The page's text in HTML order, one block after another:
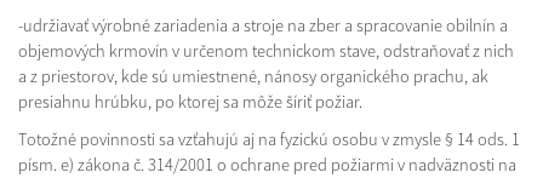
-udržiavať výrobné zariadenia a stroje na zber a spracovanie obilnín a
objemových krmovín v určenom technickom stave, odstraňovať z nich
a z priestorov, kde sú umiestnené, nánosy organického prachu, ak
presiahnu hrúbku, po ktorej sa môže šíriť požiar.
Totožné povinnosti sa vzťahujú aj na fyzickú osobu v zmysle § 14 ods. 1
písm. e) zákona č. 314/2001 o ochrane pred požiarmi v nadväznosti na